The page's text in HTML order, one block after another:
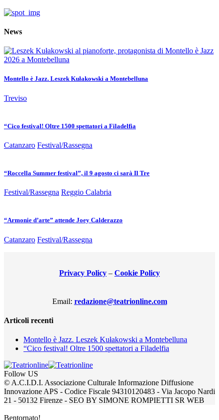
News
Montello è Jazz. Leszek Kułakowski a Montebelluna
Treviso
“Cico festival! Oltre 1500 spettatori a Filadelfia
Catanzaro Festival/Rassegna
“Roccella Summer festival”, il 9 agosto ci sarà Il Tre
Festival/Rassegna Reggio Calabria
“Armonie d’arte” attende Joey Calderazzo
Catanzaro Festival/Rassegna
Privacy Policy – Cookie Policy
Email: redazione@teatrionline.com
Articoli recenti
Montello è Jazz. Leszek Kułakowski a Montebelluna
“Cico festival! Oltre 1500 spettatori a Filadelfia
Follow US
© A.C.I.D.I. Associazione Culturale Informazione Diffusione
Innovazione APS - Codice Fiscale 94310120483 - Via Jacopo Nardi
21 - 50132 Firenze - SEO BY SIMONE ROMPIETTI SR WEB
Bentornato!